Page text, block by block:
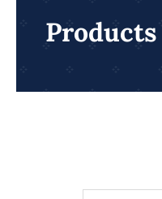
Nos Gammes
Products